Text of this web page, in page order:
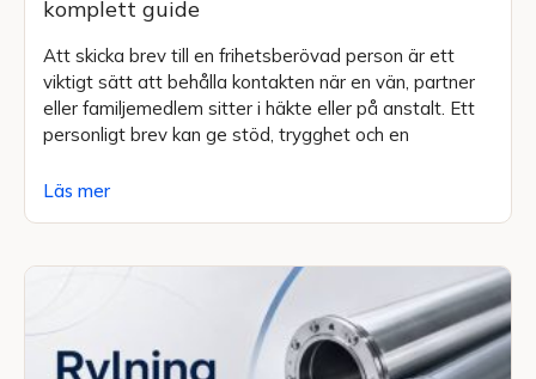
komplett guide
Att skicka brev till en frihetsberövad person är ett
viktigt sätt att behålla kontakten när en vän, partner
eller familjemedlem sitter i häkte eller på anstalt. Ett
personligt brev kan ge stöd, trygghet och en
Läs mer